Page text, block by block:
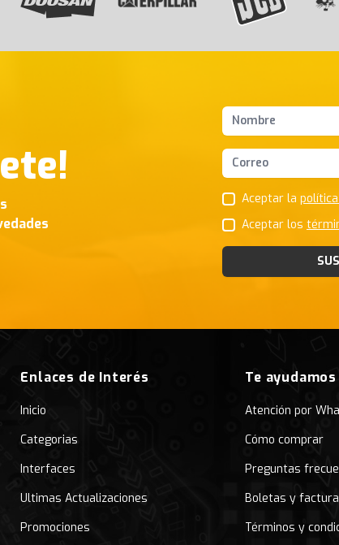
Nombres y
Correo Electrónico
Aceptar la
Aceptar los
Enlaces de Interés
Inicio
Categorias
Interfaces
Ultimas Actualizaciones
Promociones
Te ayudamos
Atención por
Cómo comprar
Preguntas
Boletas y
Términos y